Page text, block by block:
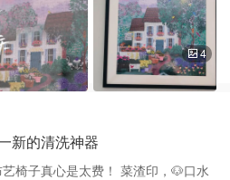
Home Decor Picture Photo
✅ 后面是旋转式的开关，换拼图完
！！！ ✅ 相框压的很紧实，拼图完
美！ Galison是我超爱的拼图品牌
4
新的清洗神器
椅子真心是太费！ 菜渣印，🐶口水